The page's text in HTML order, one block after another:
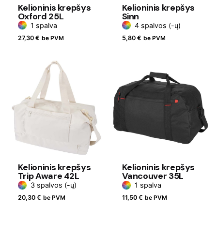
Kelioninis krepšys
Oxford 25L
1 spalva
27,30 € be PVM
Kelioninis krepšys
Sinn
4 spalvos (-ų)
5,80 € be PVM
Kelioninis krepšys
Trip Aware 42L
3 spalvos (-ų)
20,30 € be PVM
Kelioninis krepšys
Vancouver 35L
1 spalva
11,50 € be PVM